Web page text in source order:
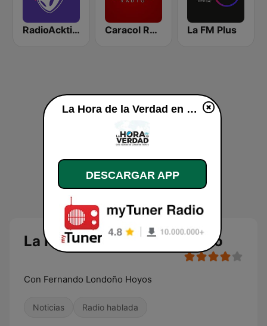
RadioAcktiva Bogotá Caracol Radio La FM Plus
La Hora de la Verdad en vivo
Con Fernando Londoño Hoyos
Noticias Radio hablada
La Hora de la Verdad en vivo
DESCARGAR APP